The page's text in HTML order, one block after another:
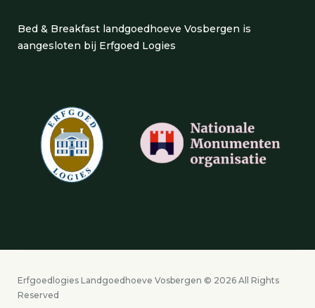
Bed & Breakfast landgoedhoeve Vosbergen is
aangesloten bij Erfgoed Logies
Erfgoedlogies Landgoedhoeve Vosbergen © 2026 All Rights
Reserved